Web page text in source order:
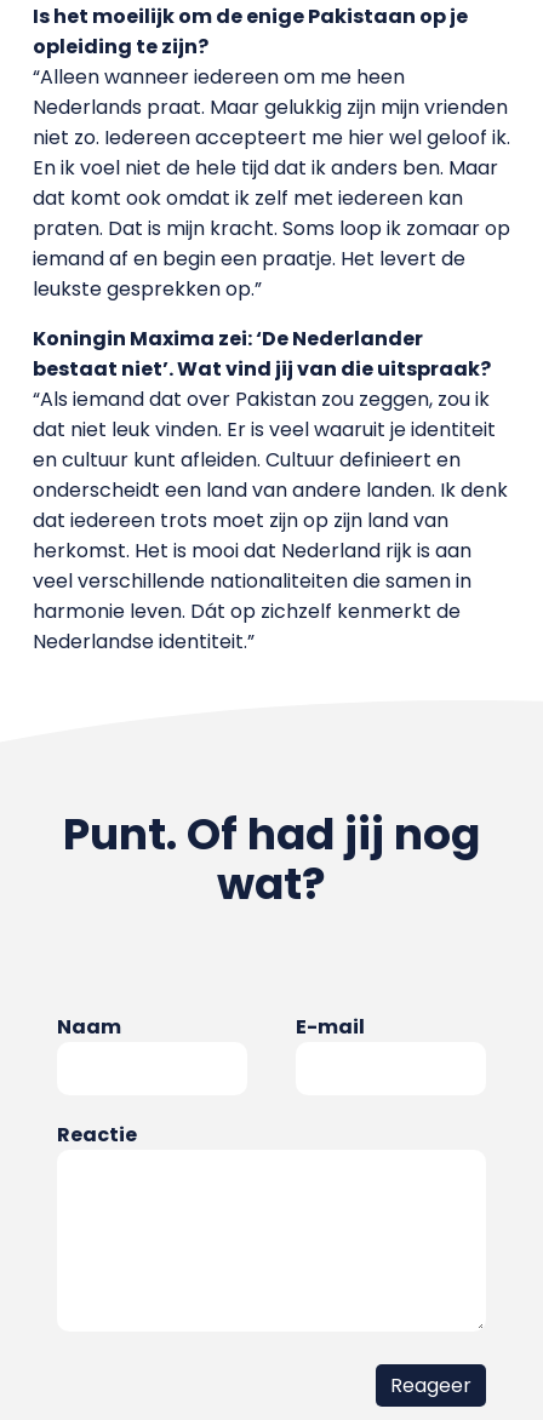
Is het moeilijk om de enige Pakistaan op je
opleiding te zijn?
“Alleen wanneer iedereen om me heen
Nederlands praat. Maar gelukkig zijn mijn vrienden
niet zo. Iedereen accepteert me hier wel geloof ik.
En ik voel niet de hele tijd dat ik anders ben. Maar
dat komt ook omdat ik zelf met iedereen kan
praten. Dat is mijn kracht. Soms loop ik zomaar op
iemand af en begin een praatje. Het levert de
leukste gesprekken op.”
Koningin Maxima zei: ‘De Nederlander
bestaat niet’. Wat vind jij van die uitspraak?
“Als iemand dat over Pakistan zou zeggen, zou ik
dat niet leuk vinden. Er is veel waaruit je identiteit
en cultuur kunt afleiden. Cultuur definieert en
onderscheidt een land van andere landen. Ik denk
dat iedereen trots moet zijn op zijn land van
herkomst. Het is mooi dat Nederland rijk is aan
veel verschillende nationaliteiten die samen in
harmonie leven. Dát op zichzelf kenmerkt de
Nederlandse identiteit.”
Punt. Of had jij nog
wat?
Naam E-mail
Reactie